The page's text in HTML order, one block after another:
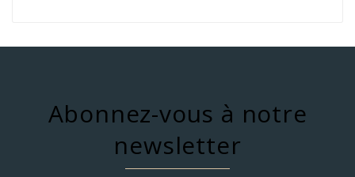
Abonnez-vous à notre
newsletter